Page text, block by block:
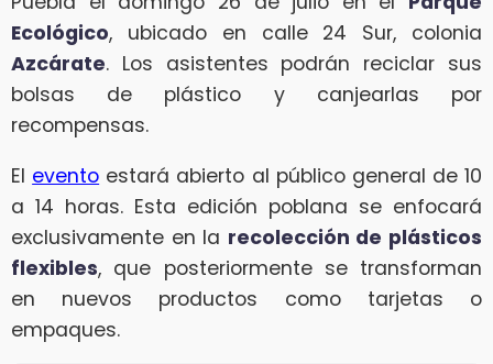
Ecológico, ubicado en calle 24 Sur, colonia
Azcárate. Los asistentes podrán reciclar sus
bolsas de plástico y canjearlas por
recompensas.
El evento estará abierto al público general de 10
a 14 horas. Esta edición poblana se enfocará
exclusivamente en la recolección de plásticos
flexibles, que posteriormente se transforman
en nuevos productos como tarjetas o
empaques.